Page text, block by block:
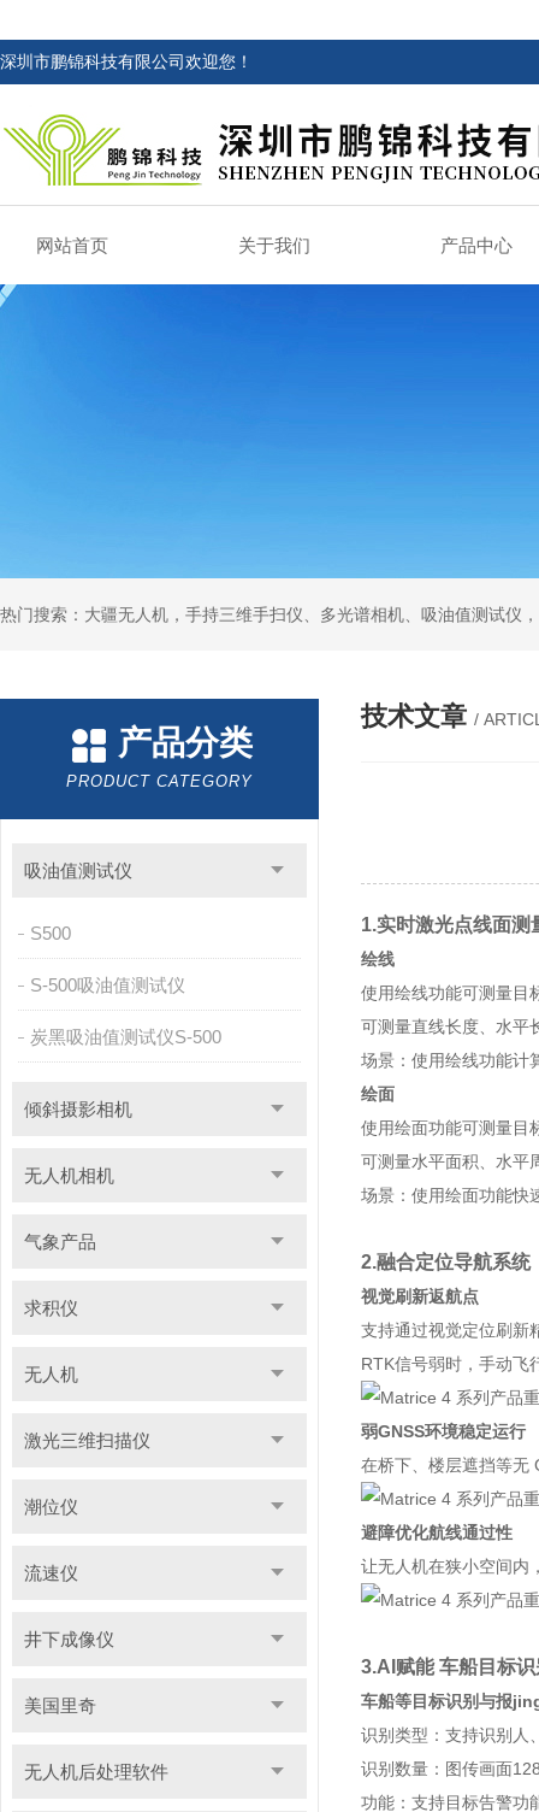
深圳市鹏锦科技有限公司欢迎您！
网站首页 关于我们 产品中心
热门搜索：大疆无人机，手持三维手扫仪、多光谱相机、吸油值测试仪
产品分类
PRODUCT CATEGORY
吸油值测试仪
S500
S-500吸油值测试仪
炭黑吸油值测试仪S-500
倾斜摄影相机
无人机相机
气象产品
求积仪
无人机
激光三维扫描仪
潮位仪
流速仪
井下成像仪
美国里奇
无人机后处理软件
技术文章 /
1.实时激光点线面测
绘线
使用绘线功能可测量目
可测量直线长度、水平
场景：使用绘线功能计
绘面
使用绘面功能可测量目
可测量水平面积、水平
场景：使用绘面功能快
2.融合定位导航系统
视觉刷新返航点
支持通过视觉定位刷新
RTK信号弱时，手动飞
弱GNSS环境稳定运行
在桥下、楼层遮挡等无
避障优化航线通过性
让无人机在狭小空间内
3.AI赋能 车船目标
车船等目标识别与报
识别类型：支持识别人
识别数量：图传画面
功能：支持目标告警功